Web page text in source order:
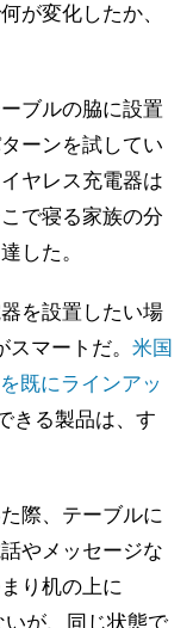
が変化したか、
ブルの脇に設置
ーンを試してい
ヤレス充電器は
で寝る家族の分
した。
を設置したい場
マートだ。 米国
既にラインアッ
きる製品は、す
際、テーブルに
やメッセージな
り机の上に
が、同じ状態で